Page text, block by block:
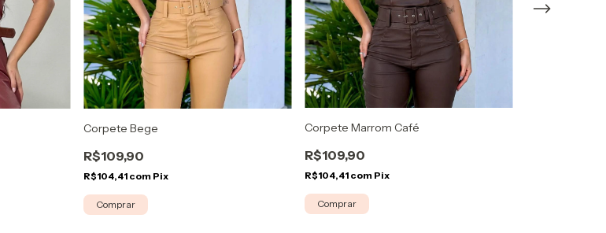
Corpete Bege
R$109,90
R$104,41 com Pix
Comprar
Corpete Marrom Café
R$109,90
R$104,41 com Pix
Comprar